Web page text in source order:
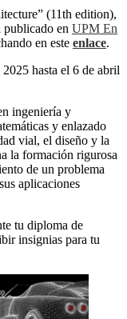
(11th edition),
publicado en UPM En
en este enlace.
hasta el 6 de abril
ingeniería y
y enlazado
vial, el diseño y la
la formación rigurosa
de un problema
aplicaciones
tu diploma de
insignias para tu